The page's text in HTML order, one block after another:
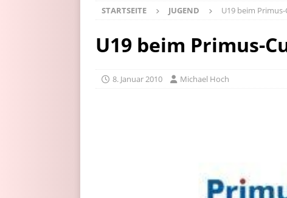
STARTSEITE JUGEND U19 beim
U19 beim Primus-
8. Januar 2010 Michael Hoch